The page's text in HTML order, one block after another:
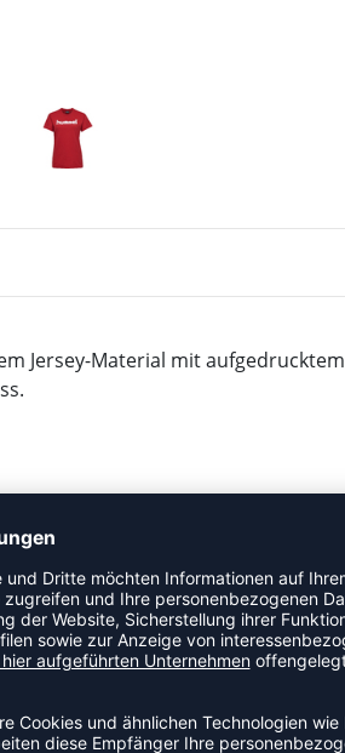
Jersey-Material mit aufgedrucktem